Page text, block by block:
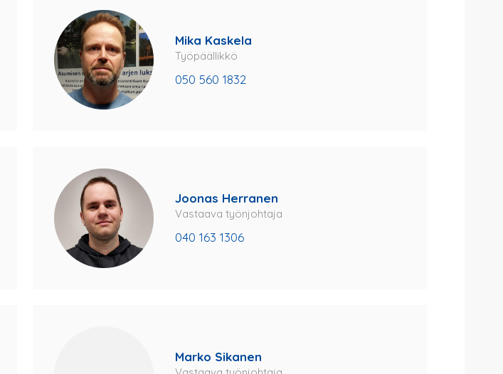
Mika Kaskela
Työpäällikkö
050 560 1832
Joonas Herranen
Vastaava työnjohtaja
040 163 1306
Marko Sikanen